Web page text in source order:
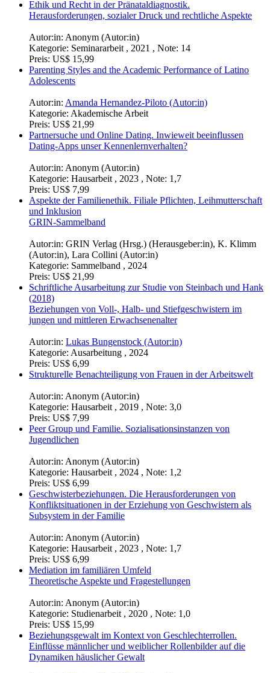
Ethik und Recht in der Pränataldiagnostik.
Herausforderungen, sozialer Druck und rechtliche Aspekte
Autor:in: Anonym (Autor:in)
Kategorie: Seminararbeit , 2021 , Note: 14
Preis: US$ 15,99
Parenting Styles and the Academic Performance of Latino
Adolescents
Autor:in: Amanda Hernandez-Piloto (Autor:in)
Kategorie: Akademische Arbeit
Preis: US$ 21,99
Partnersuche und Online Dating. Inwieweit beeinflussen
Dating-Apps unser Kennenlernverhalten?
Autor:in: Anonym (Autor:in)
Kategorie: Hausarbeit , 2023 , Note: 1,7
Preis: US$ 7,99
Aspekte der Familienethik. Filiale Pflichten, Leihmutterschaft
und Inklusion
GRIN-Sammelband
Autor:in: GRIN Verlag (Hrsg.) (Herausgeber:in), K. Klimm
(Autor:in), Lara Collini (Autor:in)
Kategorie: Sammelband , 2024
Preis: US$ 21,99
Schriftliche Ausarbeitung zur Studie von Steinbach und Hank
(2018)
Beziehungen von Voll-, Halb- und Stiefgeschwistern im
jungen und mittleren Erwachsenenalter
Autor:in: Lukas Bungenstock (Autor:in)
Kategorie: Ausarbeitung , 2024
Preis: US$ 6,99
Strukturelle Benachteiligung von Frauen in der Arbeitswelt
Autor:in: Anonym (Autor:in)
Kategorie: Hausarbeit , 2019 , Note: 3,0
Preis: US$ 7,99
Peer Group und Familie. Sozialisationsinstanzen von
Jugendlichen
Autor:in: Anonym (Autor:in)
Kategorie: Hausarbeit , 2024 , Note: 1,2
Preis: US$ 6,99
Geschwisterbeziehungen. Die Herausforderungen von
Konfliktsituationen in der Erziehung von Geschwistern als
Subsystem in der Familie
Autor:in: Anonym (Autor:in)
Kategorie: Hausarbeit , 2023 , Note: 1,7
Preis: US$ 6,99
Mediation im familiären Umfeld
Theoretische Aspekte und Fragestellungen
Autor:in: Anonym (Autor:in)
Kategorie: Studienarbeit , 2020 , Note: 1,0
Preis: US$ 15,99
Beziehungsgewalt im Kontext von Geschlechterrollen.
Einflüsse männlicher und weiblicher Rollenbilder auf die
Dynamiken häuslicher Gewalt